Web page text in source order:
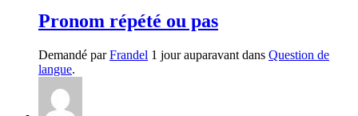
Pronom répété ou pas
Demandé parFrandel 1 jour auparavant dans Question de
langue.